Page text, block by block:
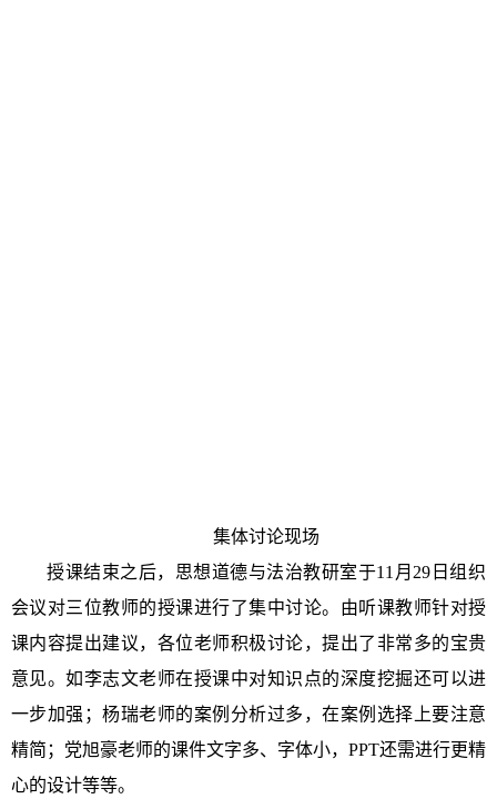
集体讨论现场
授课结束之后，思想道德与法治教研室于11月29日组织
会议对三位教师的授课进行了集中讨论。由听课教师针对授
课内容提出建议，各位老师积极讨论，提出了非常多的宝贵
意见。如李志文老师在授课中对知识点的深度挖掘还可以进
一步加强；杨瑞老师的案例分析过多，在案例选择上要注意
精简；党旭豪老师的课件文字多、字体小，PPT还需进行更精
心的设计等等。